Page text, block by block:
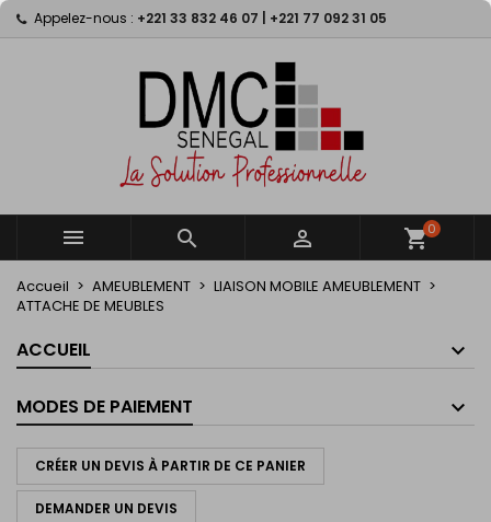
Appelez-nous : +221 33 832 46 07 | +221 77 092 31 05
   shopping_cart0
Accueil AMEUBLEMENT
LIAISON MOBILE AMEUBLEMENT
ATTACHE DE MEUBLES
ACCUEIL
MODES DE PAIEMENT
CRÉER UN DEVIS À PARTIR DE CE PANIER
DEMANDER UN DEVIS
My wishlists ×
Create new list
((modalTitle)) ×
((confirmMessage))
((cancelText)) ((modalDeleteText))
Créer une liste d'envies ×
Nom de la liste d'envies
Annuler Créer une liste d'envies
Connexion ×
Vous devez être connecté pour ajouter des produits
à votre liste d'envies.
Annuler Connexion